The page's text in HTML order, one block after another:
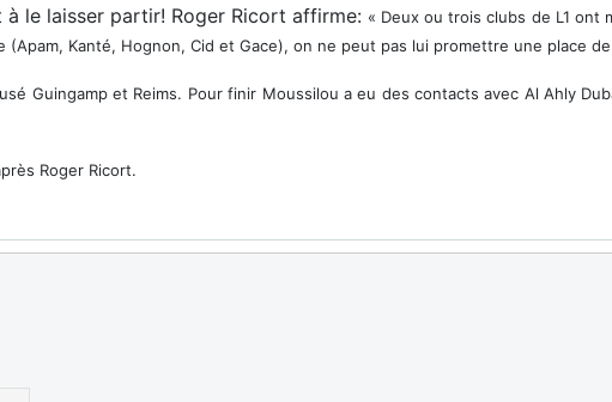
le laisser partir! Roger Ricort affirme: « Deux ou trois clubs de L1 ont
Kanté, Hognon, Cid et Gace), on ne peut pas lui promettre une place
Guingamp et Reims. Pour finir Moussilou a eu des contacts avec Al Ahly
Roger Ricort.